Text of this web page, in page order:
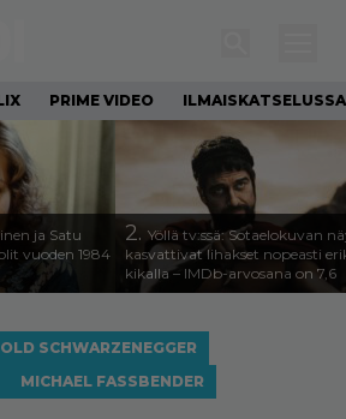
PRIME VIDEO ILMAISKATSELUSSA
ja Satu
vuoden 1984
2. Yöllä tv:ssä: Sotaelokuvan
kasvattivat lihakset nopeasti
kikalla – IMDb-arvosana on 7,6
SCHWARZENEGGER
MICHAEL FASSBENDER